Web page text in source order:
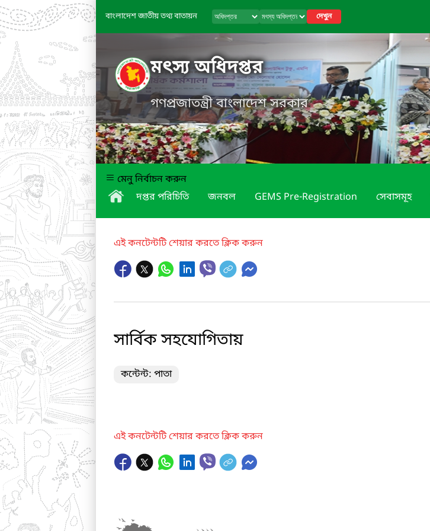
বাংলাদেশ জাতীয় তথ্য বাতায়ন দেখুন
মৎস্য অধিদপ্তর
গণপ্রজাতন্ত্রী বাংলাদেশ সরকার
মেনু নির্বাচন করুন
দপ্তর পরিচিতি
জনবল GEMS Pre-Registration সেবাসমূহ
এই কনটেন্টটি শেয়ার করতে ক্লিক করুন
সার্বিক সহযোগিতায়
কন্টেন্ট: পাতা
এই কনটেন্টটি শেয়ার করতে ক্লিক করুন